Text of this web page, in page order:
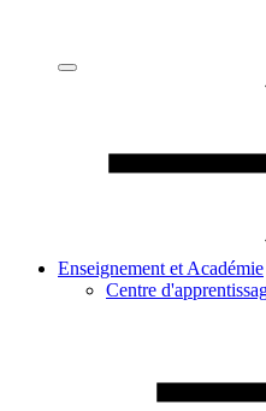
Enseignement et Académie
Centre